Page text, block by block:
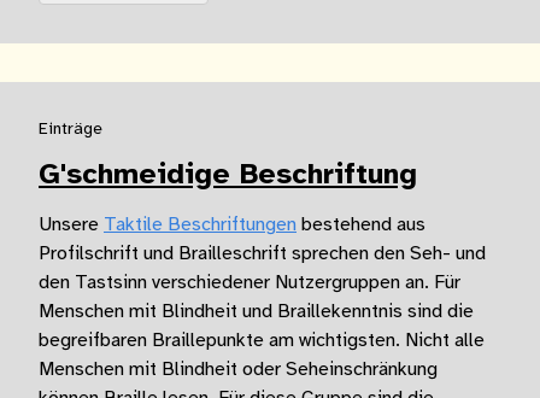
Einträge
G'schmeidige Beschriftung
Unsere Taktile Beschriftungen bestehend aus
Profilschrift und Brailleschrift sprechen den Seh- und
den Tastsinn verschiedener Nutzergruppen an. Für
Menschen mit Blindheit und Braillekenntnis sind die
begreifbaren Braillepunkte am wichtigsten. Nicht alle
Menschen mit Blindheit oder Seheinschränkung